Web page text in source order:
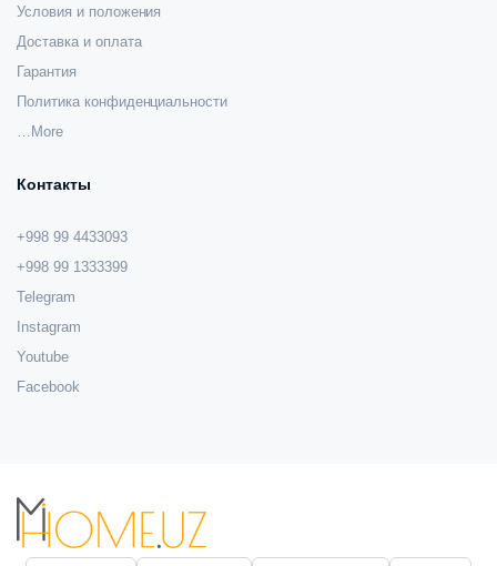
Условия и положения
Доставка и оплата
Гарантия
Политика конфиденциальности
…More
Контакты
+998 99 4433093
+998 99 1333399
Telegram
Instagram
Youtube
Facebook